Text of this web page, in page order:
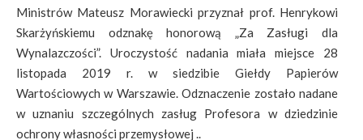
Ministrów Mateusz Morawiecki przyznał prof. Henrykowi
Skarżyńskiemu odznakę honorową „Za Zasługi dla
Wynalazczości”. Uroczystość nadania miała miejsce 28
listopada 2019 r. w siedzibie Giełdy Papierów
Wartościowych w Warszawie. Odznaczenie zostało nadane
w uznaniu szczególnych zasług Profesora w dziedzinie
ochrony własności przemysłowej ..